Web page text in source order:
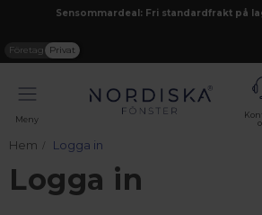
Sensommardeal: Fri standardfrakt på
Företag Privat
Meny
Hem Logga in
Logga in